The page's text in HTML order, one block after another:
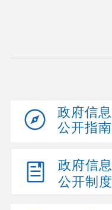
政府信息
公开指南
政府信息
公开制度